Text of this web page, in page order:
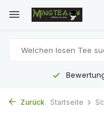
Zurück Startseite